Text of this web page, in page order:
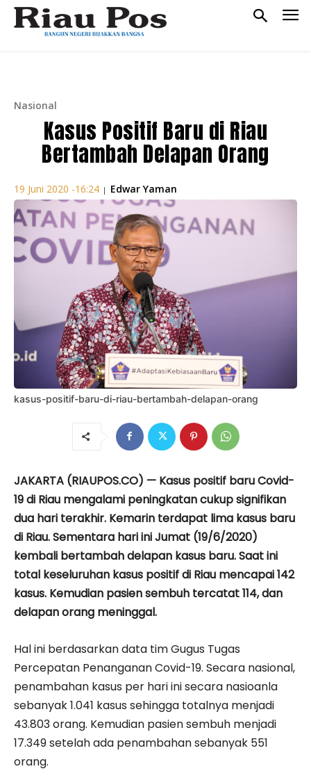
Nasional
Kasus Positif Baru di Riau
Bertambah Delapan Orang
19 Juni 2020 -16:24 | Edwar Yaman
kasus-positif-baru-di-riau-bertambah-delapan-orang
JAKARTA (RIAUPOS.CO) — Kasus positif baru Covid-
19 di Riau mengalami peningkatan cukup signifikan
dua hari terakhir. Kemarin terdapat lima kasus baru
di Riau. Sementara hari ini Jumat (19/6/2020)
kembali bertambah delapan kasus baru. Saat ini
total keseluruhan kasus positif di Riau mencapai 142
kasus. Kemudian pasien sembuh tercatat 114, dan
delapan orang meninggal.
Hal ini berdasarkan data tim Gugus Tugas
Percepatan Penanganan Covid-19. Secara nasional,
penambahan kasus per hari ini secara nasioanla
sebanyak 1.041 kasus sehingga totalnya menjadi
43.803 orang. Kemudian pasien sembuh menjadi
17.349 setelah ada penambahan sebanyak 551
orang.